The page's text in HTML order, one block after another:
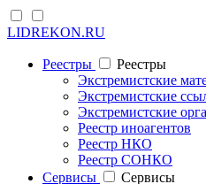
LIDREKON.RU
Реестры
Реестры
Экстремистские
Экстремистские
Экстремистские
Реестр иноагентов
Реестр НКО
Реестр СОНКО
Cервисы
Cервисы